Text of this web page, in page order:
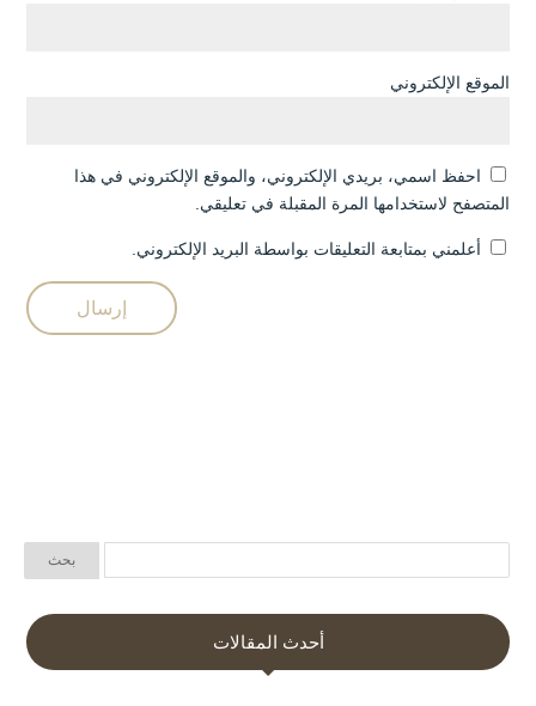
الموقع الإلكتروني
احفظ اسمي، بريدي الإلكتروني، والموقع الإلكتروني في هذا
المتصفح لاستخدامها المرة المقبلة في تعليقي.
أعلمني بمتابعة التعليقات بواسطة البريد الإلكتروني.
أحدث المقالات